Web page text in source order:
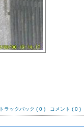
トラックバック ( 0 ) コメント ( 0 )